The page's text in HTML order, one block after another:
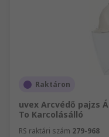
Raktáron
uvex Arcvédő pajzs
To Karcolásálló
RS raktári szám 279-968